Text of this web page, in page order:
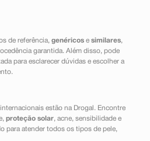
de referência, genéricose similares,
garantida. Além disso, pode
para esclarecer dúvidas e escolher a
estão na Drogal. Encontre
proteção solar, acne, sensibilidade e
para atender todos os tipos de pele,